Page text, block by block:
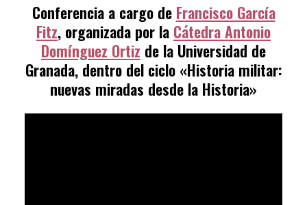
Conferencia a cargo de Francisco García
Fitz, organizada por la Cátedra Antonio
Domínguez Ortiz de la Universidad de
Granada, dentro del ciclo «Historia militar:
nuevas miradas desde la Historia»